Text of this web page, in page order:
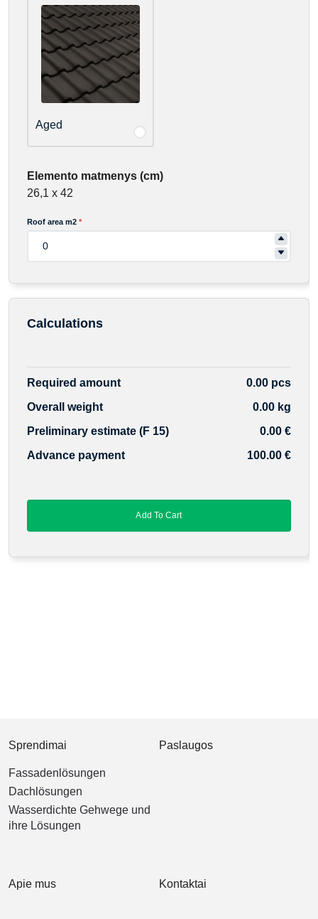
Aged
Elemento matmenys (cm)
26,1 x 42
Roof area m2 *
Calculations
Required amount
0.00 pcs
Overall weight
0.00 kg
Preliminary estimate (F 15)
0.00 €
Advance payment
100.00 €
Add To Cart
Sprendimai
Fassadenlösungen
Dachlösungen
Wasserdichte Gehwege und
ihre Lösungen
Paslaugos
Apie mus Kontaktai